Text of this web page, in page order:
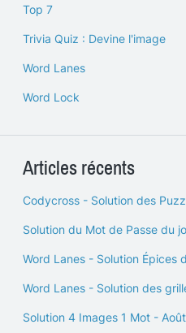
Top 7
Trivia Quiz : Devine l'image
Word Lanes
Word Lock
Articles récents
Codycross - Solution des
Solution du Mot de Passe du
Word Lanes - Solution
Word Lanes - Solution des
Solution 4 Images 1 Mot -